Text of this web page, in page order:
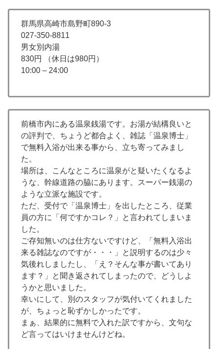
群馬県高崎市島野町890-3
027-350-8811
男女別内湯
830円 （休日は980円）
10:00 – 24:00
前橋市内にある温泉銭湯です。お湯が結構良いと
の評判で、ちょうど都合よく、雑誌「温泉博士」
で無料入浴が出来る事から、立ち寄ってみまし
た。
場所は、こんなところに温泉がと疑いたくなるよ
うな、幹線道路の脇にあります。スーパー銭湯の
ような立派な施設です。
ただ、受付で「温泉博士」を出したところ、従業
員の方に「何ですかコレ？」と言われてしまいま
した。
ご存知無いのは仕方ないですけど、「無料入浴出
来る雑誌なのですが・・・」と説明するのは少々
気後れしましたし、「え？そんな事が書いてあり
ます？」と聞き返されてしまったので、どうしよ
うかと思いました。
幸いにして、別のスタッフが気付いてくれました
が、ちょっと恥ずかしかったです。
まぁ、結果的に無料で入れた訳ですから、文句な
ど言ってはいけませんけどね。